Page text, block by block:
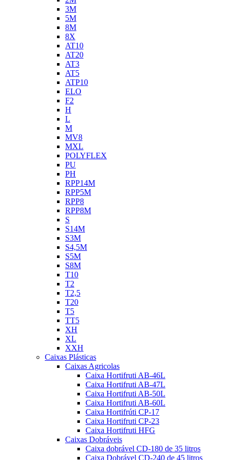
3M
5M
8M
8X
AT10
AT20
AT3
AT5
ATP10
ELO
F2
H
L
M
MV8
MXL
POLYFLEX
PU
PH
RPP14M
RPP5M
RPP8
RPP8M
S
S14M
S3M
S4,5M
S5M
S8M
T10
T2
T2,5
T20
T5
TT5
XH
XL
XXH
Caixas Plásticas
Caixas Agricolas
Caixa Hortifruti AB-46L
Caixa Hortifruti AB-47L
Caixa Hortifruti AB-50L
Caixa Hortifruti AB-60L
Caixa Hortifrúti CP-17
Caixa Hortifruti CP-23
Caixa Hortifruti HFG
Caixas Dobráveis
Caixa dobrável CD-180 de 35 litros
Caixa Dobrável CD-240 de 45 litros